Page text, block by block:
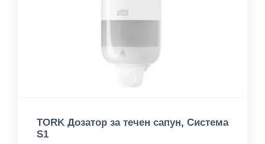
TORK Дозатор за течен сапун, Система
S1